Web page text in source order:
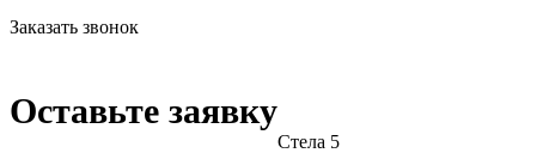
Заказать звонок
Оставьте заявку
Стела 5